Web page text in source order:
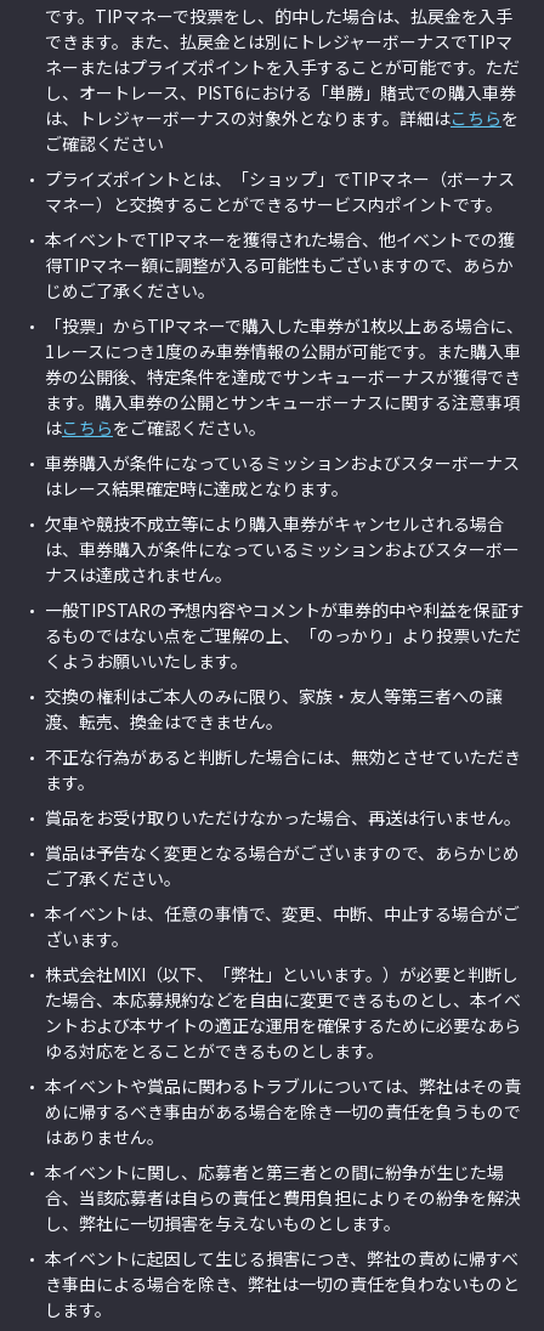
です。TIPマネーで投票をし、的中した場合は、払戻金を入手
できます。また、払戻金とは別にトレジャーボーナスでTIPマ
ネーまたはプライズポイントを入手することが可能です。ただ
し、オートレース、PIST6における「単勝」賭式での購入車券
は、トレジャーボーナスの対象外となります。詳細はこちらを
ご確認ください
プライズポイントとは、「ショップ」でTIPマネー（ボーナス
マネー）と交換することができるサービス内ポイントです。
本イベントでTIPマネーを獲得された場合、他イベントでの獲
得TIPマネー額に調整が入る可能性もございますので、あらか
じめご了承ください。
「投票」からTIPマネーで購入した車券が1枚以上ある場合に、
1レースにつき1度のみ車券情報の公開が可能です。また購入車
券の公開後、特定条件を達成でサンキューボーナスが獲得でき
ます。購入車券の公開とサンキューボーナスに関する注意事項
はこちらをご確認ください。
車券購入が条件になっているミッションおよびスターボーナス
はレース結果確定時に達成となります。
欠車や競技不成立等により購入車券がキャンセルされる場合
は、車券購入が条件になっているミッションおよびスターボー
ナスは達成されません。
一般TIPSTARの予想内容やコメントが車券的中や利益を保証す
るものではない点をご理解の上、「のっかり」より投票いただ
くようお願いいたします。
交換の権利はご本人のみに限り、家族・友人等第三者への譲
渡、転売、換金はできません。
不正な行為があると判断した場合には、無効とさせていただき
ます。
賞品をお受け取りいただけなかった場合、再送は行いません。
賞品は予告なく変更となる場合がございますので、あらかじめ
ご了承ください。
本イベントは、任意の事情で、変更、中断、中止する場合がご
ざいます。
株式会社MIXI（以下、「弊社」といいます。）が必要と判断し
た場合、本応募規約などを自由に変更できるものとし、本イベ
ントおよび本サイトの適正な運用を確保するために必要なあら
ゆる対応をとることができるものとします。
本イベントや賞品に関わるトラブルについては、弊社はその責
めに帰するべき事由がある場合を除き一切の責任を負うもので
はありません。
本イベントに関し、応募者と第三者との間に紛争が生じた場
合、当該応募者は自らの責任と費用負担によりその紛争を解決
し、弊社に一切損害を与えないものとします。
本イベントに起因して生じる損害につき、弊社の責めに帰すべ
き事由による場合を除き、弊社は一切の責任を負わないものと
します。